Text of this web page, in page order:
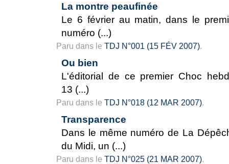
La montre peaufinée
Le 6 février au matin, dans le
numéro (...)
Paru dans le TDJ N°001 (15 FÉV 2007).
Ou bien
L'éditorial de ce premier Choc
13 (...)
Paru dans le TDJ N°018 (12 MAR 2007).
Transparence
Dans le même numéro de La
du Midi, un (...)
Paru dans le TDJ N°025 (21 MAR 2007).